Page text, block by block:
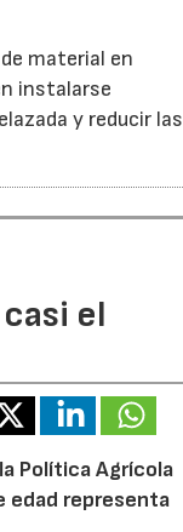
material en
instalarse
y reducir las
el
Política Agrícola
edad representa